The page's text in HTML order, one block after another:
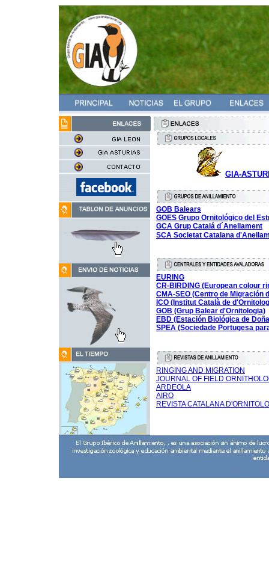
GIA-
GOB Balears
GOES Grupo Ornitológico del
GCA Grup Catalá d´Anellament
SCA Societat Catalana
EURING
CR-BIRDING (European colour
CMA-SEO (Centro de Migración
ICO (Institut Català de
GOB (Grup Balear d'Ornitologia)
EBD (Estación Biológica de
SPEA (Sociedade Portugesa
RINGING AND MIGRATION
JOURNAL OF FIELD
ARDEOLA
AIRO
REVISTA CATALANA